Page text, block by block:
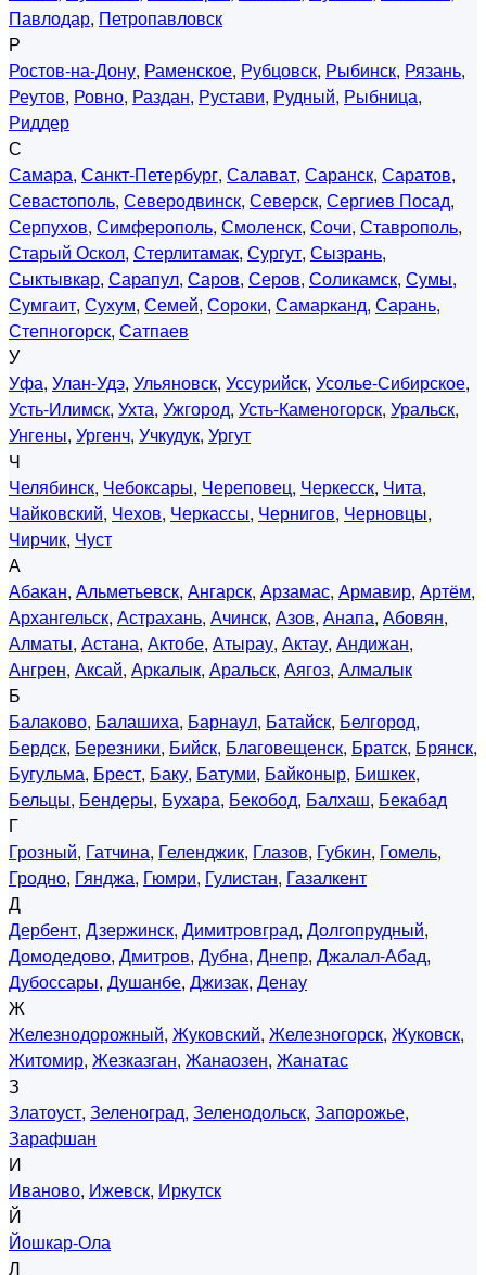
Павлодар, Петропавловск
Р
Ростов-на-Дону, Раменское, Рубцовск, Рыбинск, Рязань,
Реутов, Ровно, Раздан, Рустави, Рудный, Рыбница,
Риддер
С
Самара, Санкт-Петербург, Салават, Саранск, Саратов,
Севастополь, Северодвинск, Северск, Сергиев Посад,
Серпухов, Симферополь, Смоленск, Сочи, Ставрополь,
Старый Оскол, Стерлитамак, Сургут, Сызрань,
Сыктывкар, Сарапул, Саров, Серов, Соликамск, Сумы,
Сумгаит, Сухум, Семей, Сороки, Самарканд, Сарань,
Степногорск, Сатпаев
У
Уфа, Улан-Удэ, Ульяновск, Уссурийск, Усолье-Сибирское,
Усть-Илимск, Ухта, Ужгород, Усть-Каменогорск, Уральск,
Унгены, Ургенч, Учкудук, Ургут
Ч
Челябинск, Чебоксары, Череповец, Черкесск, Чита,
Чайковский, Чехов, Черкассы, Чернигов, Черновцы,
Чирчик, Чуст
А
Абакан, Альметьевск, Ангарск, Арзамас, Армавир, Артём,
Архангельск, Астрахань, Ачинск, Азов, Анапа, Абовян,
Алматы, Астана, Актобе, Атырау, Актау, Андижан,
Ангрен, Аксай, Аркалык, Аральск, Аягоз, Алмалык
Б
Балаково, Балашиха, Барнаул, Батайск, Белгород,
Бердск, Березники, Бийск, Благовещенск, Братск, Брянск,
Бугульма, Брест, Баку, Батуми, Байконыр, Бишкек,
Бельцы, Бендеры, Бухара, Бекобод, Балхаш, Бекабад
Г
Грозный, Гатчина, Геленджик, Глазов, Губкин, Гомель,
Гродно, Гянджа, Гюмри, Гулистан, Газалкент
Д
Дербент, Дзержинск, Димитровград, Долгопрудный,
Домодедово, Дмитров, Дубна, Днепр, Джалал-Абад,
Дубоссары, Душанбе, Джизак, Денау
Ж
Железнодорожный, Жуковский, Железногорск, Жуковск,
Житомир, Жезказган, Жанаозен, Жанатас
З
Златоуст, Зеленоград, Зеленодольск, Запорожье,
Зарафшан
И
Иваново, Ижевск, Иркутск
Й
Йошкар-Ола
Л